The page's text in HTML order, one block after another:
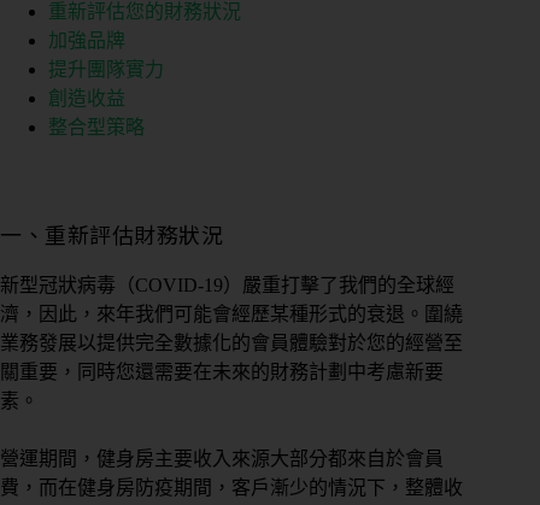
重新評估您的財務狀況
加強品牌
提升團隊實力
創造收益
整合型策略
一、重新評估財務狀況
新型冠狀病毒（COVID-19）嚴重打擊了我們的全球經
濟，因此，來年我們可能會經歷某種形式的衰退。圍繞
業務發展以提供完全數據化的會員體驗對於您的經營至
關重要，同時您還需要在未來的財務計劃中考慮新要
素。
營運期間，健身房主要收入來源大部分都來自於會員
費，而在健身房防疫期間，客戶漸少的情況下，整體收